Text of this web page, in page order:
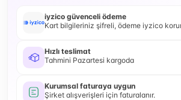
iyzico güvenceli ödeme
Kart bilgileriniz şifreli, ödeme iyzico
Hızlı teslimat
Tahmini Pazartesi kargoda
Kurumsal faturaya uygun
Şirket alışverişleri için faturalanır.